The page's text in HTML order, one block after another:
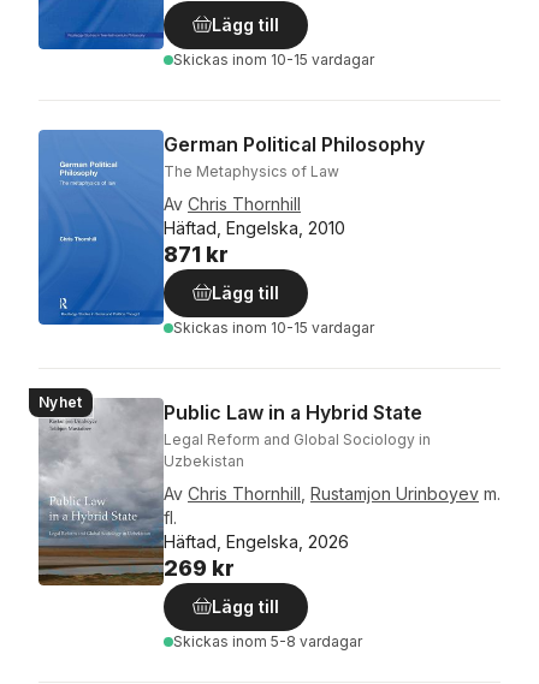
Lägg till
Skickas inom 10-15 vardagar
German Political Philosophy
The Metaphysics of Law
Av Chris Thornhill
Häftad, Engelska, 2010
871 kr
Lägg till
Skickas inom 10-15 vardagar
Nyhet Public Law in a Hybrid State
Legal Reform and Global Sociology in
Uzbekistan
Av Chris Thornhill Rustamjon Urinboyev m.
fl.
Häftad, Engelska, 2026
269 kr
Lägg till
Skickas inom 5-8 vardagar